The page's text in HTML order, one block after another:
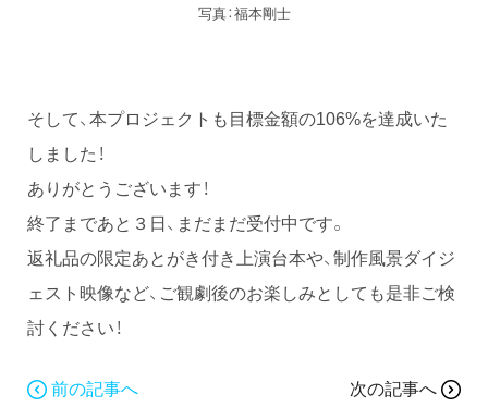
写真：福本剛士
そして、本プロジェクトも目標金額の106%を達成いた
しました！
ありがとうございます！
終了まであと３日、まだまだ受付中です。
返礼品の限定あとがき付き上演台本や、制作風景ダイジ
ェスト映像など、ご観劇後のお楽しみとしても是非ご検
討ください！
前の記事へ 次の記事へ